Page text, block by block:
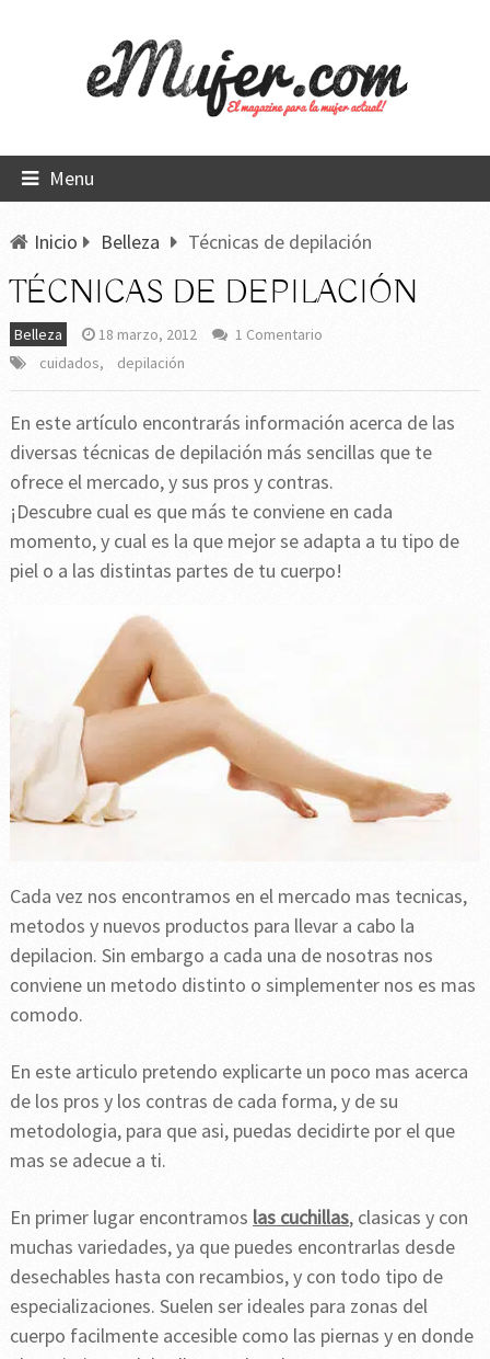
Menu
Inicio Belleza Técnicas de depilación
TÉCNICAS DE DEPILACIÓN
Belleza 18 marzo, 2012
1 Comentario
cuidados, depilación
En este artículo encontrarás información acerca de las
diversas técnicas de depilación más sencillas que te
ofrece el mercado, y sus pros y contras.
¡Descubre cual es que más te conviene en cada
momento, y cual es la que mejor se adapta a tu tipo de
piel o a las distintas partes de tu cuerpo!
Cada vez nos encontramos en el mercado mas tecnicas,
metodos y nuevos productos para llevar a cabo la
depilacion. Sin embargo a cada una de nosotras nos
conviene un metodo distinto o simplementer nos es mas
comodo.
En este articulo pretendo explicarte un poco mas acerca
de los pros y los contras de cada forma, y de su
metodologia, para que asi, puedas decidirte por el que
mas se adecue a ti.
En primer lugar encontramos las cuchillas, clasicas y con
muchas variedades, ya que puedes encontrarlas desde
desechables hasta con recambios, y con todo tipo de
especializaciones. Suelen ser ideales para zonas del
cuerpo facilmente accesible como las piernas y en donde